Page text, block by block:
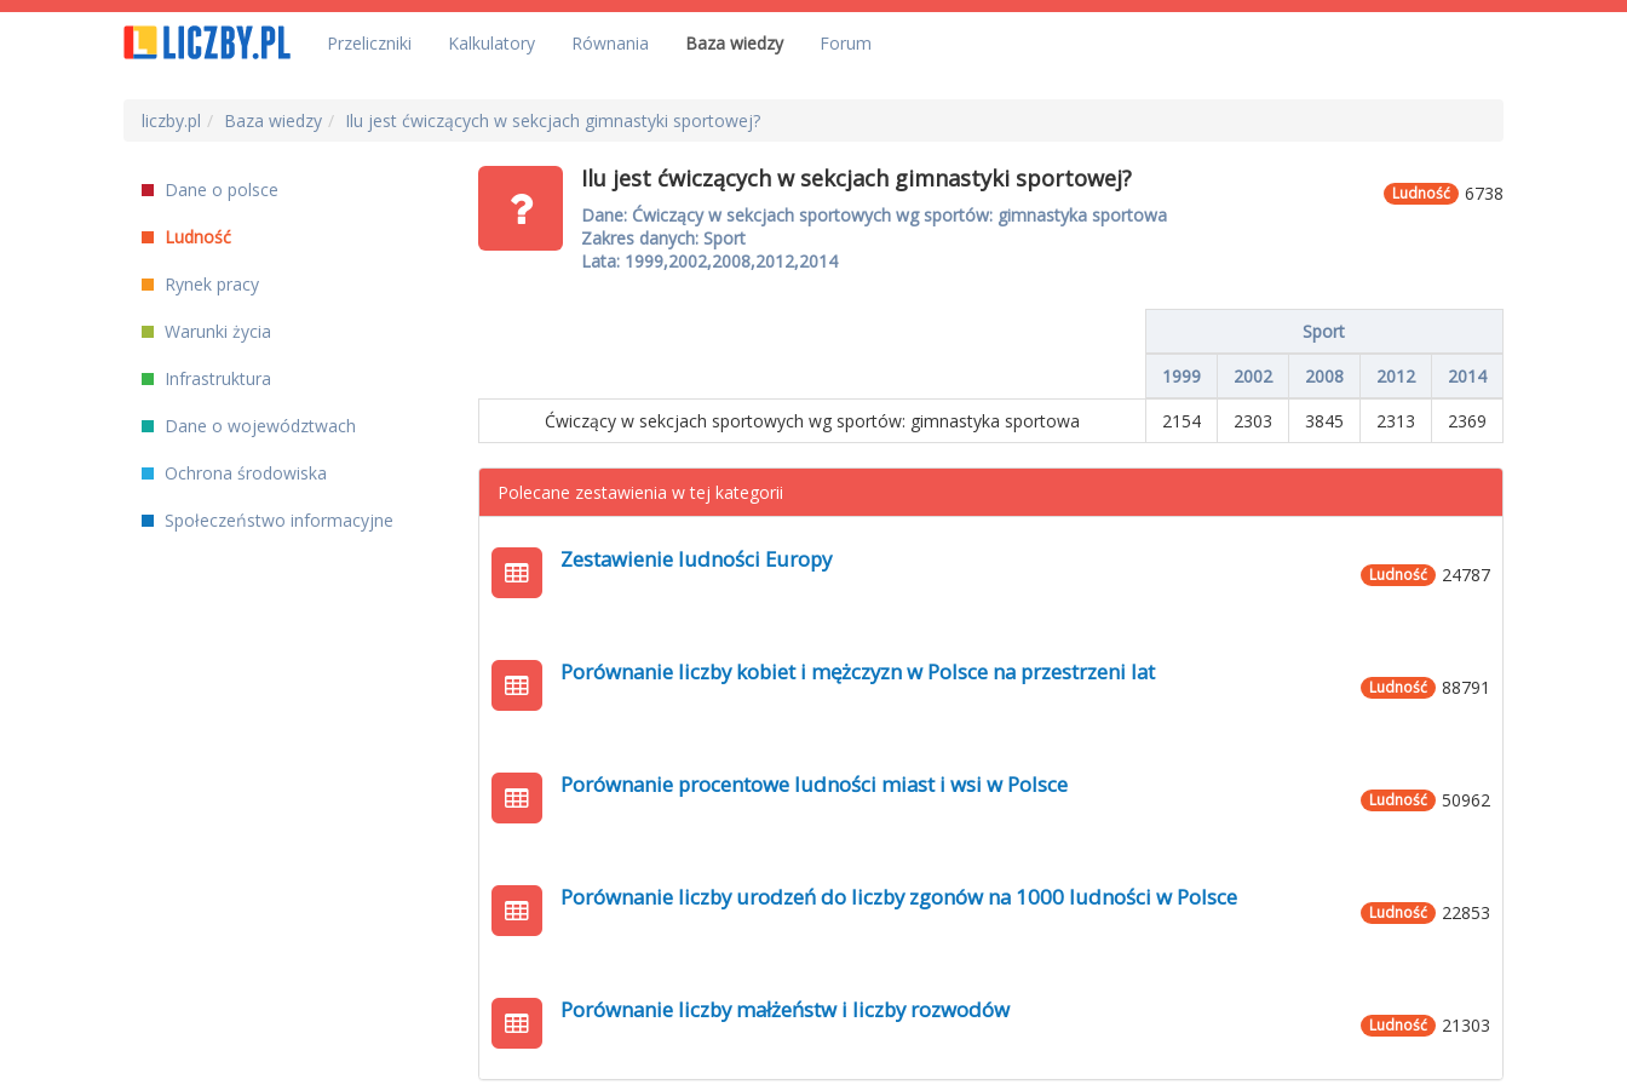
Przeliczniki Kalkulatory Równania Baza wiedzy Forum
liczby.pl Baza wiedzy Ilu jest ćwiczących w sekcjach gimnastyki sportowej?
Dane o polsce
Ludność
Rynek pracy
Warunki życia
Infrastruktura
Dane o województwach
Ochrona środowiska
Społeczeństwo informacyjne
6738
Ludność
Ilu jest ćwiczących w sekcjach gimnastyki sportowej?
Dane: Ćwiczący w sekcjach sportowych wg sportów: gimnastyka sportowa
Zakres danych: Sport
Lata: 1999,2002,2008,2012,2014
Sport
1999
2002 2008 2012
2014
Ćwiczący w sekcjach sportowych wg sportów: gimnastyka sportowa
2154 2303 3845 2313 2369
Polecane zestawienia w tej kategorii
24787
Ludność
Zestawienie ludności Europy
88791
Ludność
Porównanie liczby kobiet i mężczyzn w Polsce na przestrzeni lat
50962
Ludność
Porównanie procentowe ludności miast i wsi w Polsce
22853
Ludność
Porównanie liczby urodzeń do liczby zgonów na 1000 ludności w Polsce
21303
Ludność
Porównanie liczby małżeństw i liczby rozwodów